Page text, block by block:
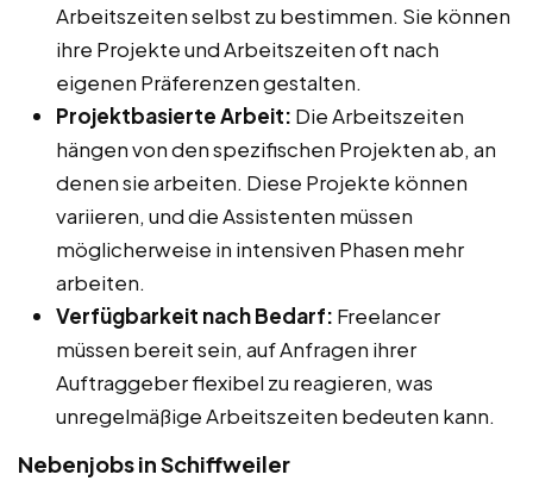
Arbeitszeiten selbst zu bestimmen. Sie können
ihre Projekte und Arbeitszeiten oft nach
eigenen Präferenzen gestalten.
Projektbasierte Arbeit: Die Arbeitszeiten
hängen von den spezifischen Projekten ab, an
denen sie arbeiten. Diese Projekte können
variieren, und die Assistenten müssen
möglicherweise in intensiven Phasen mehr
arbeiten.
Verfügbarkeit nach Bedarf: Freelancer
müssen bereit sein, auf Anfragen ihrer
Auftraggeber flexibel zu reagieren, was
unregelmäßige Arbeitszeiten bedeuten kann.
Nebenjobs in Schiffweiler